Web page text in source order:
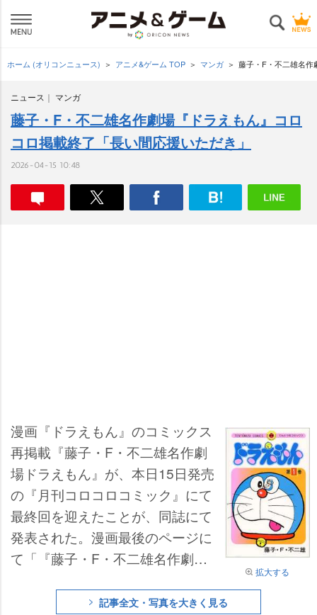
ホーム (オリコンニュース) アニメ&ゲーム TOP マンガ 藤子・F・不二雄名作
ニュース マンガ
藤子・F・不二雄名作劇場『ドラえもん』コロ
コロ掲載終了「長い間応援いただき」
2026-04-15 10:48
拡大する
漫画『ドラえもん』のコミックス
再掲載『藤子・F・不二雄名作劇
場ドラえもん』が、本日15日発売
の『月刊コロコロコミック』にて
最終回を迎えたことが、同誌にて
発表された。漫画最後のページに
て「『藤子・F・不二雄名作劇場
なります。長い間応援いただき誠
記事全文・写真を大きく見る